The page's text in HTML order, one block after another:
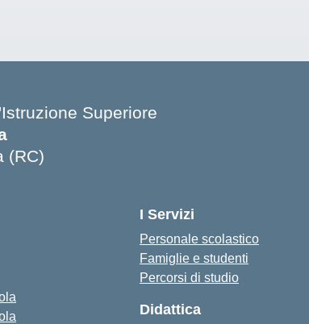
Superiore
(RC)
I Servizi
Personale scolastico
Famiglie e studenti
Percorsi di studio
Didattica